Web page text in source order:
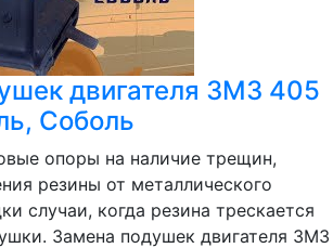
двигателя ЗМЗ 405
Соболь
опоры на наличие трещин,
резины от металлического
случаи, когда резина трескается
Замена подушек двигателя ЗМЗ